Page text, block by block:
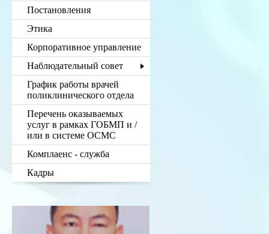
Постановления
Этика
Корпоративное управление
Наблюдательный совет
График работы врачей
поликлинического отдела
Перечень оказываемых
услуг в рамках ГОБМП и /
или в системе ОСМС
Комплаенс - служба
Кадры